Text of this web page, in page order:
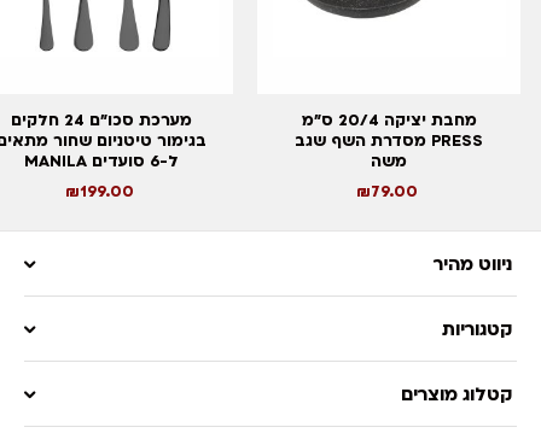
מחבת יציקה 20/4 ס”מ
PRESS מסדרת השף שגב
משה
79.00
₪
מערכת סכו”ם 24 חלקים
בגימור טיטניום שחור
ל-6 סועדים MANILA
199.00
₪
ניווט מהיר
קטגוריות
קטלוג מוצרים